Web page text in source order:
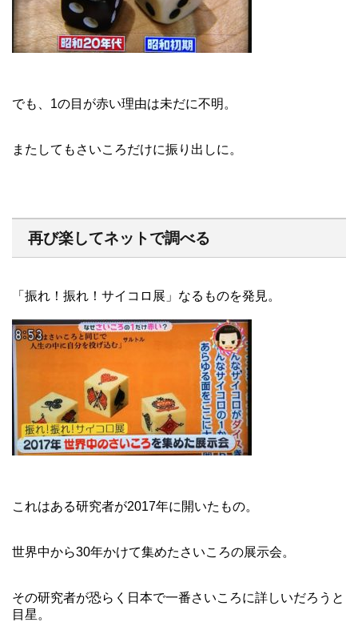
でも、1の目が赤い理由は未だに不明。
またしてもさいころだけに振り出しに。
再び楽してネットで調べる
「振れ！振れ！サイコロ展」なるものを発見。
これはある研究者が2017年に開いたもの。
世界中から30年かけて集めたさいころの展示会。
その研究者が恐らく日本で一番さいころに詳しいだろうと
目星。